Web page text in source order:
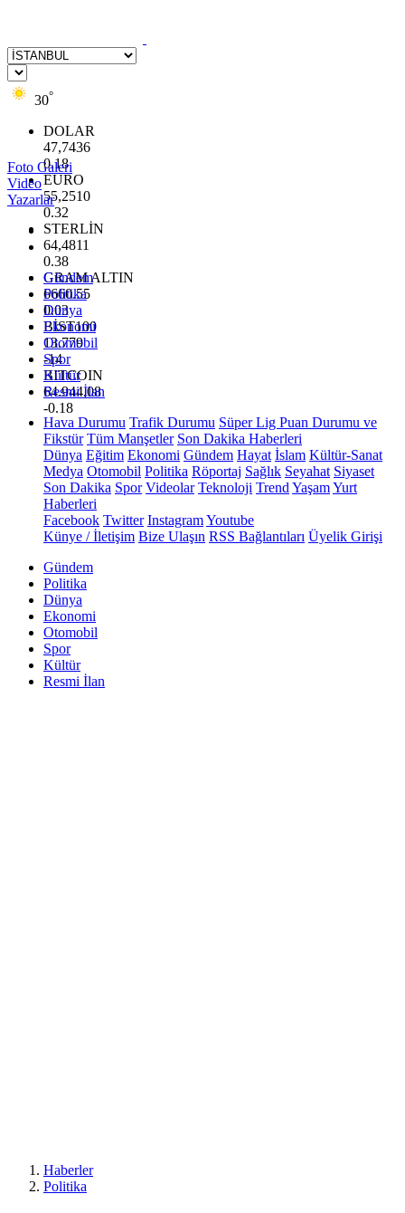
30°
DOLAR
47,7436
0.18
EURO
55,2510
0.32
STERLİN
64,4811
0.38
GRAM ALTIN
6660.55
0.03
BİST100
13.779
-14
BITCOIN
64.944,08
-0.18
Foto Galeri
Video
Yazarlar
Gündem
Politika
Dünya
Ekonomi
Otomobil
Spor
Kültür
Resmi İlan
Hava Durumu Trafik Durumu Süper Lig Puan Durumu ve
Fikstür Tüm Manşetler Son Dakika Haberleri
Dünya Eğitim Ekonomi Gündem Hayat İslam Kültür-Sanat
Medya Otomobil Politika Röportaj Sağlık Seyahat Siyaset
Son Dakika Spor Videolar Teknoloji Trend YaşamYurt
Haberleri
Facebook Twitter InstagramYoutube
Künye / İletişim Bize Ulaşın RSS Bağlantıları Üyelik Girişi
Gündem
Politika
Dünya
Ekonomi
Otomobil
Spor
Kültür
Resmi İlan
Haberler
Politika